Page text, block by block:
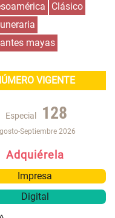
Clásico
mayas
VIGENTE
Especial 128
Septiembre 2026
Adquiérela
Impresa
Digital